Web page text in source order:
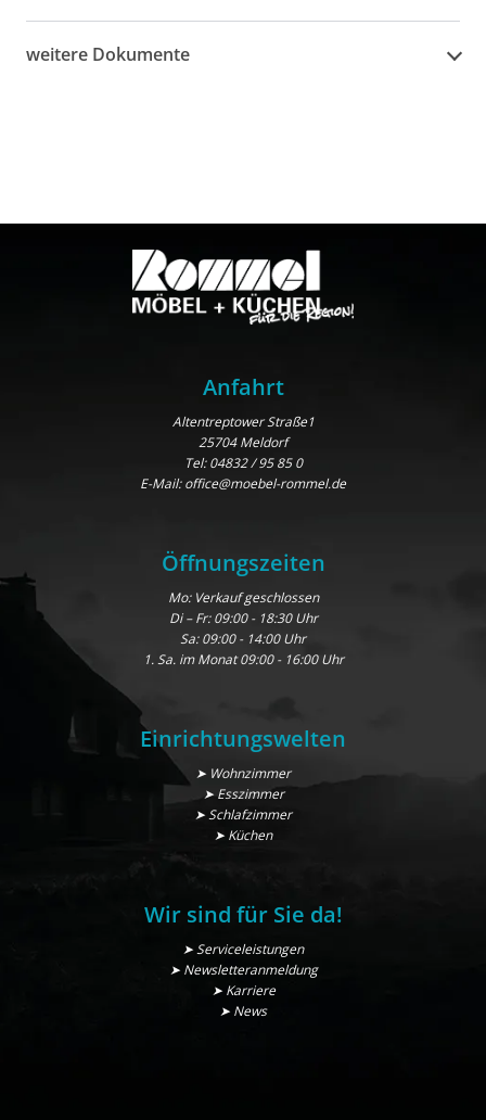
weitere Dokumente
Anfahrt
Altentreptower Straße1
25704 Meldorf
Tel:04832 / 95 85 0
E-Mail:office@moebel-rommel.de
Öffnungszeiten
Mo: Verkauf geschlossen
Di – Fr: 09:00 - 18:30 Uhr
Sa: 09:00 - 14:00 Uhr
1. Sa. im Monat 09:00 - 16:00 Uhr
Einrichtungswelten
➤ Wohnzimmer
➤ Esszimmer
➤ Schlafzimmer
➤ Küchen
Wir sind für Sie da!
➤ Serviceleistungen
➤ Newsletteranmeldung
➤ Karriere
➤ News